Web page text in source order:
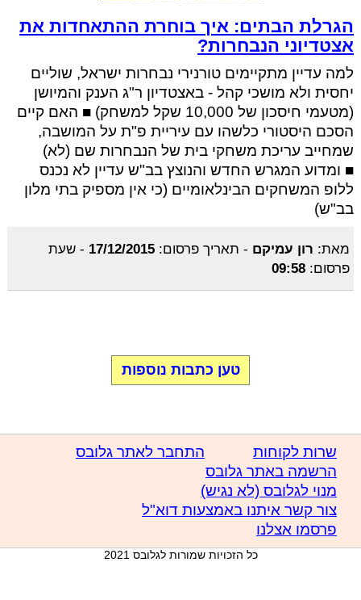
הגרלת הבתים: איך בוחרת ההתאחדות את
אצטדיוני הנבחרות?
למה עדיין מתקיימים טורנירי נבחרות ישראל, שוליים
יחסית ולא מושכי קהל - באצטדיון ר"ג הענק והמיושן
(מטעמי חיסכון של 10,000 שקל למשחק) ■ האם קיים
הסכם היסטורי כלשהו עם עיריית פ"ת על המושבה,
שמחייב עריכת משחקי בית של הנבחרות שם (לא)
■ ומדוע המגרש החדש והנוצץ בב"ש עדיין לא נכנס
ללופ המשחקים הבינלאומיים (כי אין מספיק בתי מלון
בב"ש)
מאת: רון עמיקם - תאריך פרסום: 17/12/2015
- שעת
פרסום: 09:58
טען כתבות נוספות
שרות לקוחות
התחבר לאתר גלובס
הרשמה באתר גלובס
מנוי לגלובס (לא נגיש)
צור קשר איתנו באמצעות דוא"ל
פרסמו אצלנו
כל הזכויות שמורות לגלובס 2021